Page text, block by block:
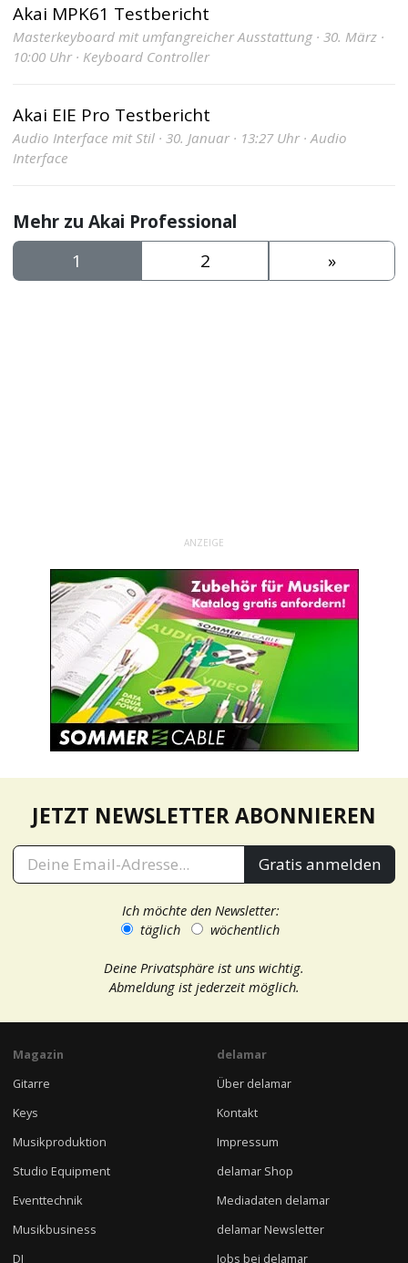
Akai MPK61 Testbericht
Masterkeyboard mit umfangreicher Ausstattung · 30. März ·
10:00 Uhr · Keyboard Controller
Akai EIE Pro Testbericht
Audio Interface mit Stil · 30. Januar · 13:27 Uhr · Audio
Interface
Mehr zu Akai Professional
1
2 »
ANZEIGE
JETZT NEWSLETTER ABONNIEREN
Gratis anmelden
Ich möchte den Newsletter:
täglich
wöchentlich
Deine Privatsphäre ist uns wichtig.
Abmeldung ist jederzeit möglich.
Magazin
Gitarre
Keys
Musikproduktion
Studio Equipment
Eventtechnik
Musikbusiness
DJ
delamar
Über delamar
Kontakt
Impressum
delamar Shop
Mediadaten delamar
delamar Newsletter
Jobs bei delamar